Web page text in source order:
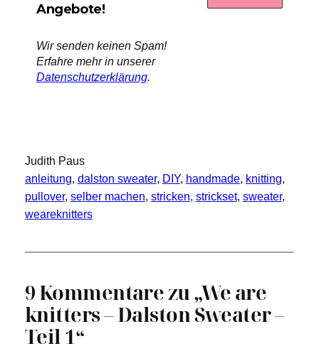
Angebote!
Wir senden keinen Spam!
Erfahre mehr in unserer
Datenschutzerklärung.
Judith Paus
anleitung, dalston sweater, DIY, handmade, knitting
pullover, selber machen, stricken, strickset, sweater
weareknitters
9 Kommentare zu „We are
knitters – Dalston Sweater –
Teil 1“